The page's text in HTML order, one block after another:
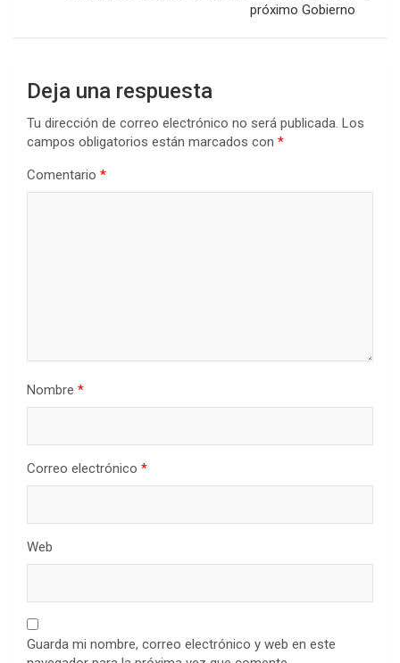
próximo Gobierno
Deja una respuesta
Tu dirección de correo electrónico no será publicada. Los
campos obligatorios están marcados con *
Comentario *
Nombre *
Correo electrónico *
Web
Guarda mi nombre, correo electrónico y web en este